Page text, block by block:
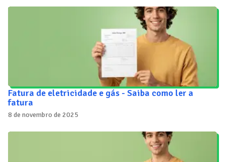
Fatura de eletricidade e gás - Saiba como ler a
fatura
8 de novembro de 2025